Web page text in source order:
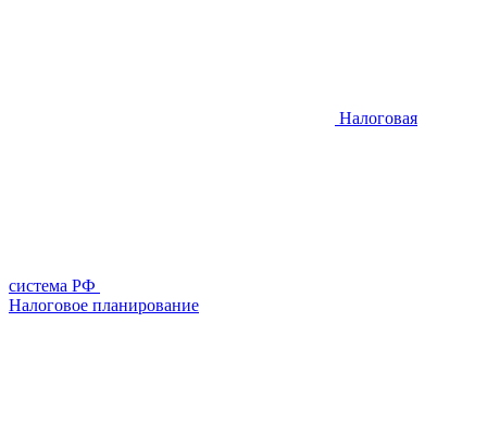
Налоговая
система РФ
Налоговое планирование